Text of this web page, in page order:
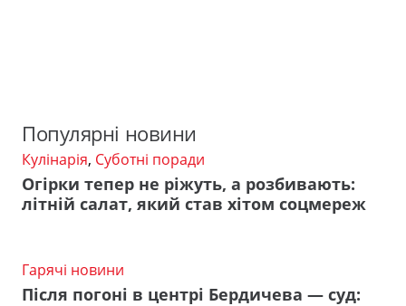
Популярні новини
Кулінарія, Суботні поради
Огірки тепер не ріжуть, а розбивають:
літній салат, який став хітом соцмереж
Гарячі новини
Після погоні в центрі Бердичева — суд: